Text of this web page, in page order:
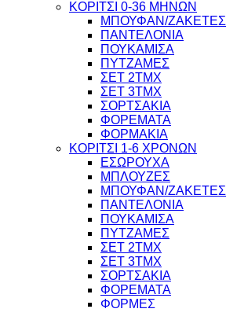
ΚΟΡΙΤΣΙ 0-36 ΜΗΝΩΝ
ΜΠΟΥΦΑΝ/ΖΑΚΕΤΕΣ
ΠΑΝΤΕΛΟΝΙΑ
ΠΟΥΚΑΜΙΣΑ
ΠΥΤΖΑΜΕΣ
ΣΕΤ 2ΤΜΧ
ΣΕΤ 3ΤΜΧ
ΣΟΡΤΣΑΚΙΑ
ΦΟΡΕΜΑΤΑ
ΦΟΡΜΑΚΙΑ
ΚΟΡΙΤΣΙ 1-6 ΧΡΟΝΩΝ
ΕΣΩΡΟΥΧΑ
ΜΠΛΟΥΖΕΣ
ΜΠΟΥΦΑΝ/ΖΑΚΕΤΕΣ
ΠΑΝΤΕΛΟΝΙΑ
ΠΟΥΚΑΜΙΣΑ
ΠΥΤΖΑΜΕΣ
ΣΕΤ 2ΤΜΧ
ΣΕΤ 3ΤΜΧ
ΣΟΡΤΣΑΚΙΑ
ΦΟΡΕΜΑΤΑ
ΦΟΡΜΕΣ